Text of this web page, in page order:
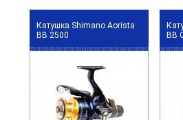
Катушка Shimano Aorista
BB 2500
BB